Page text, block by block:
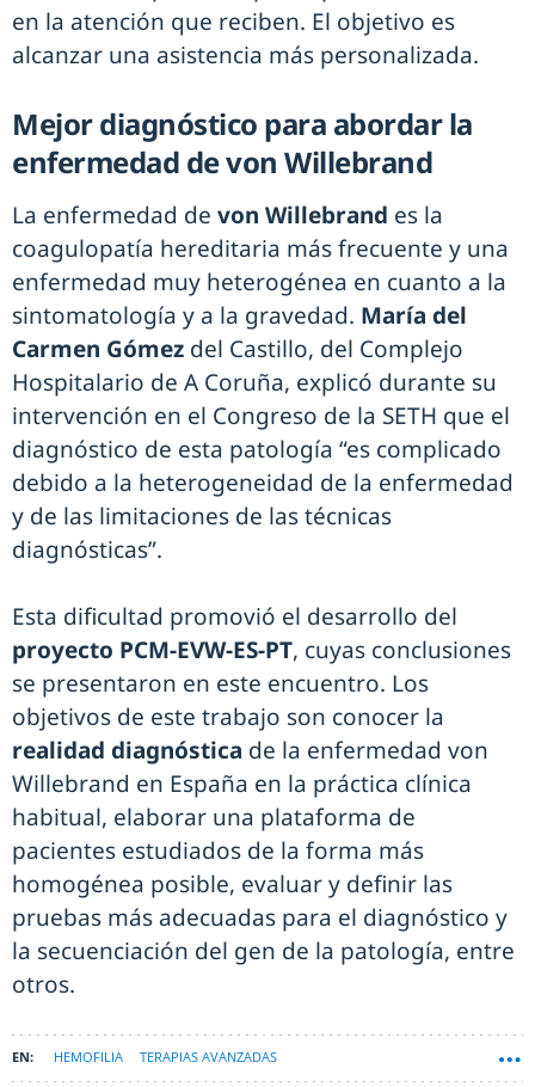
en la atención que reciben. El objetivo es
alcanzar una asistencia más personalizada.
Mejor diagnóstico para abordar la
enfermedad de von Willebrand
La enfermedad de von Willebrand es la
coagulopatía hereditaria más frecuente y una
enfermedad muy heterogénea en cuanto a la
sintomatología y a la gravedad. María del
Carmen Gómez del Castillo, del Complejo
Hospitalario de A Coruña, explicó durante su
intervención en el Congreso de la SETH que el
diagnóstico de esta patología “es complicado
debido a la heterogeneidad de la enfermedad
y de las limitaciones de las técnicas
diagnósticas”.
Esta dificultad promovió el desarrollo del
proyecto PCM-EVW-ES-PT, cuyas conclusiones
se presentaron en este encuentro. Los
objetivos de este trabajo son conocer la
realidad diagnóstica de la enfermedad von
Willebrand en España en la práctica clínica
habitual, elaborar una plataforma de
pacientes estudiados de la forma más
homogénea posible, evaluar y definir las
pruebas más adecuadas para el diagnóstico y
la secuenciación del gen de la patología, entre
otros.
HEMOFILIA TERAPIAS AVANZADAS